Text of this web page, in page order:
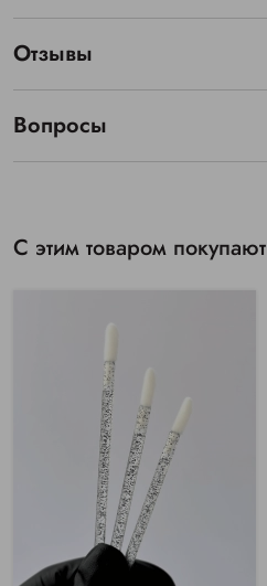
Отзывы
Вопросы
С этим товаром покупают